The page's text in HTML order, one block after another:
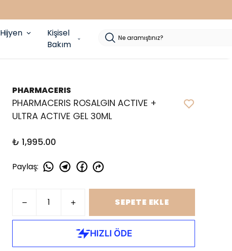
Hijyen
Kişisel
Bakım
PHARMACERIS
PHARMACERIS ROSALGIN ACTIVE +
ULTRA ACTIVE GEL 30ML
₺ 1,995.00
Paylaş:
SEPETE EKLE